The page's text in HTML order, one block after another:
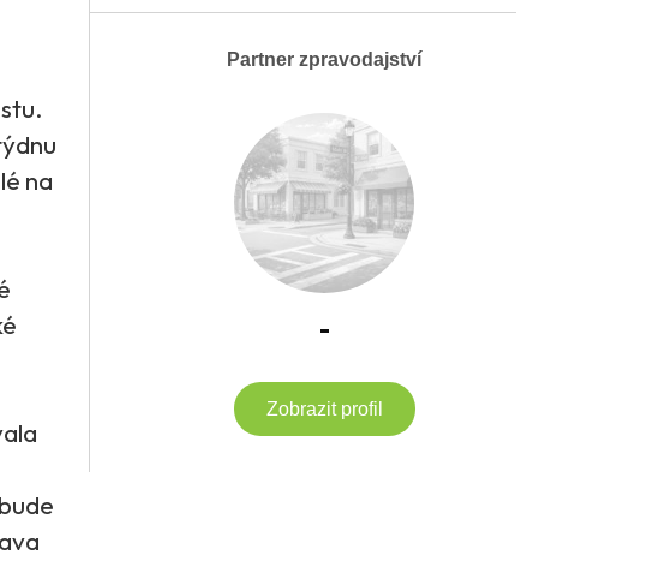
na
Partner zpravodajství
-
Zobrazit profil